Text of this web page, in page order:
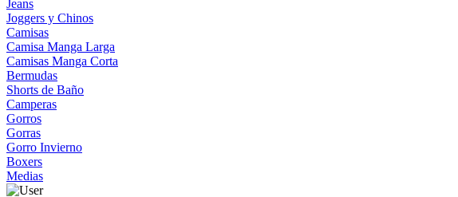
Jeans
Joggers y Chinos
Camisas
Camisa Manga Larga
Camisas Manga Corta
Bermudas
Shorts de Baño
Camperas
Gorros
Gorras
Gorro Invierno
Boxers
Medias